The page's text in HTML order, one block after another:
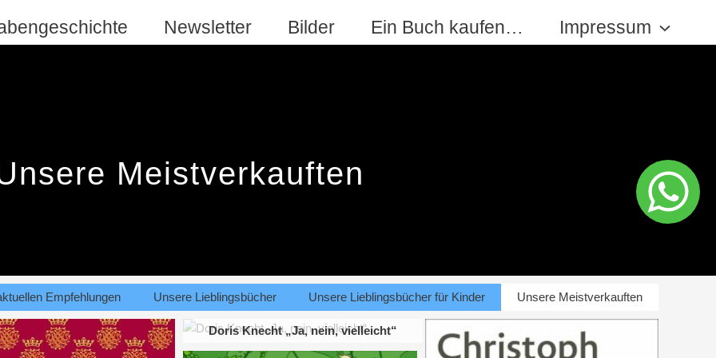
Newsletter Bilder Ein Buch kaufen… Impressum
Meistverkauften
Empfehlungen Unsere Lieblingsbücher Unsere Lieblingsbücher für Kinder Unsere Meistverkauften
Doris Knecht „Ja, nein, vielleicht“